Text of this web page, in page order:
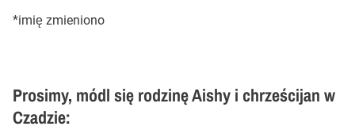
*imię zmieniono
Prosimy, módl się rodzinę Aishy i chrześcijan w
Czadzie: